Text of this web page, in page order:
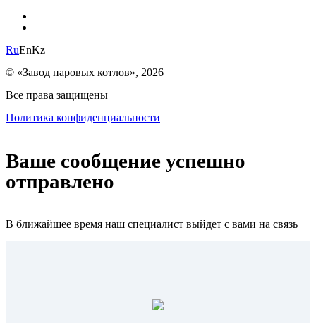
RuEnKz
© «Завод паровых котлов», 2026
Все права защищены
Политика конфиденциальности
Ваше сообщение успешно
отправлено
В ближайшее время наш специалист выйдет с вами на связь